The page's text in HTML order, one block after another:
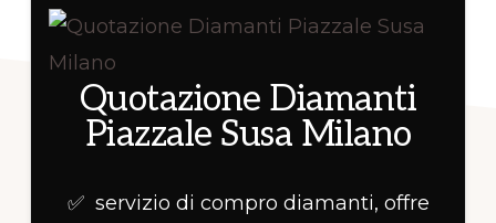
Quotazione Diamanti
Piazzale Susa Milano
✅ servizio di compro diamanti, offre